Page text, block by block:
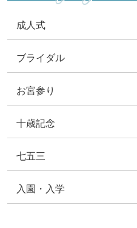
成人式
ブライダル
お宮参り
十歳記念
七五三
入園・入学